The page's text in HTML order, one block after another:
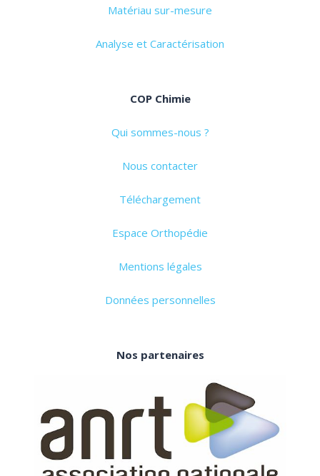
Matériau sur-mesure
Analyse et Caractérisation
COP Chimie
Qui sommes-nous ?
Nous contacter
Téléchargement
Espace Orthopédie
Mentions légales
Données personnelles
Nos partenaires